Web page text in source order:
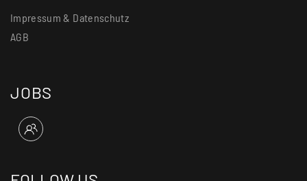
Impressum & Datenschutz
AGB
JOBS